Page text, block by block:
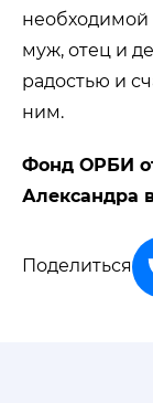
муж, отец и
радостью и
ним.
Фонд ОРБИ
Александра
Поделиться